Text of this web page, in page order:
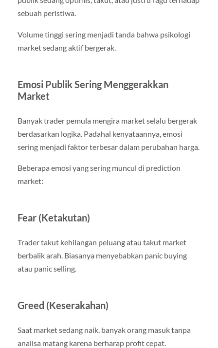
sebuah peristiwa.
Volume tinggi sering menjadi tanda bahwa psikologi
market sedang aktif bergerak.
Emosi Publik Sering Menggerakkan
Market
Banyak trader pemula mengira market selalu bergerak
berdasarkan logika. Padahal kenyataannya, emosi
sering menjadi faktor terbesar dalam perubahan harga.
Beberapa emosi yang sering muncul di prediction
market:
Fear (Ketakutan)
Trader takut kehilangan peluang atau takut market
berbalik arah. Biasanya menyebabkan panic buying
atau panic selling.
Greed (Keserakahan)
Saat market sedang naik, banyak orang masuk tanpa
analisa matang karena berharap profit cepat.